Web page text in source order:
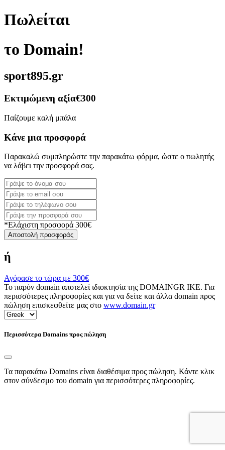
Πωλείται
το Domain!
sport895.gr
Εκτιμώμενη αξία€300
Παίζουμε καλή μπάλα
Κάνε μια προσφορά
Παρακαλώ συμπληρώστε την παρακάτω φόρμα, ώστε ο πωλητής
να λάβει την προσφορά σας.
*Ελάχιστη προσφορά 300€
Αποστολή προσφοράς
ή
Αγόρασε το τώρα με 300€
Το παρόν domain αποτελεί ιδιοκτησία της DOMAINGR ΙΚΕ. Για
περισσότερες πληροφορίες και για να δείτε και άλλα domain προς
πώληση επισκεφθείτε μας στο www.domain.gr
Περισσότερα Domains προς πώληση
Τα παρακάτω Domains είναι διαθέσιμα προς πώληση. Κάντε κλικ
στον σύνδεσμο του domain για περισσότερες πληροφορίες.